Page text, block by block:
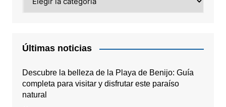
Últimas noticias
Descubre la belleza de la Playa de Benijo: Guía
completa para visitar y disfrutar este paraíso
natural